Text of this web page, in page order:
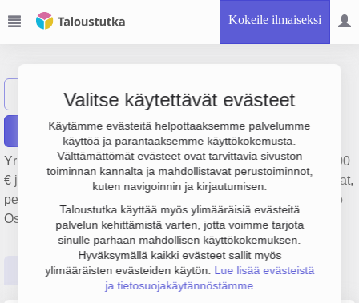
Kokeile ilmaiseksi
Valitse käytettävät evästeet
Käytämme evästeitä helpottaaksemme palvelumme
käyttöä ja parantaaksemme käyttökokemusta.
Välttämättömät evästeet ovat tarvittavia sivuston
toiminnan kannalta ja mahdollistavat perustoiminnot,
kuten navigoinnin ja kirjautumisen.
Taloustutka käyttää myös ylimääräisiä evästeitä
palvelun kehittämistä varten, jotta voimme tarjota
sinulle parhaan mahdollisen käyttökokemuksen.
Hyväksymällä kaikki evästeet sallit myös
ylimääräisten evästeiden käytön. Lue lisää evästeistä
ja tietosuojakäytännöstämme
Näytä haku Ravantit Oy
Raportit
Yrityksen Ravantit Oy liikevaihto on 6.1 milj. €, tulos -205 000
€ ja henkilöstömäärä 51. Sen päätoimiala on Ruokaravintolat,
perustamisvuosi 1978 ja sijainti Turku. Yrityksen yhtiömuoto
Osakeyhtiö (OY).
Perustiedot Tilinpäätösluvut Päättäjätiedot